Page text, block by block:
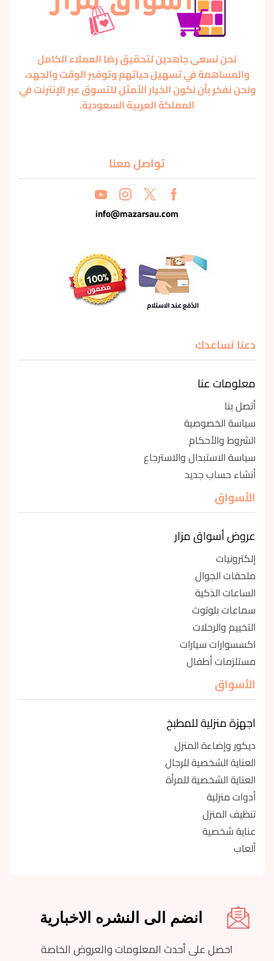
نحن نسعى جاهدين لتحقيق رضا العملاء الكامل
والمساهمة في تسهيل حياتهم وتوفير الوقت والجهد،
ونحن نفخر بأن نكون الخيار الأمثل للتسوق عبر الإنترنت في
المملكة العربية السعودية.
تواصل معنا
info@mazarsau.com
دعنا نساعدك
معلومات عنا
أتصل بنا
سياسة الخصوصية
الشروط والأحكام
سياسة الاستبدال والاسترجاع
أنشاء حساب جديد
الأسواق
عروض أسواق مزار
إلكترونيات
ملحقات الجوال
الساعات الذكية
سماعات بلوتوث
التخييم والرحلات
اكسسوارات سيارات
مستلزمات أطفال
الأسواق
اجهزة منزلية للمطبخ
ديكور وإضاءة المنزل
العناية الشخصية للرجال
العناية الشخصية للمرأة
أدوات منزلية
تنظيف المنزل
عناية شخصية
ألعاب
انضم الى النشره الاخبارية
احصل على أحدث المعلومات والعروض الخاصة